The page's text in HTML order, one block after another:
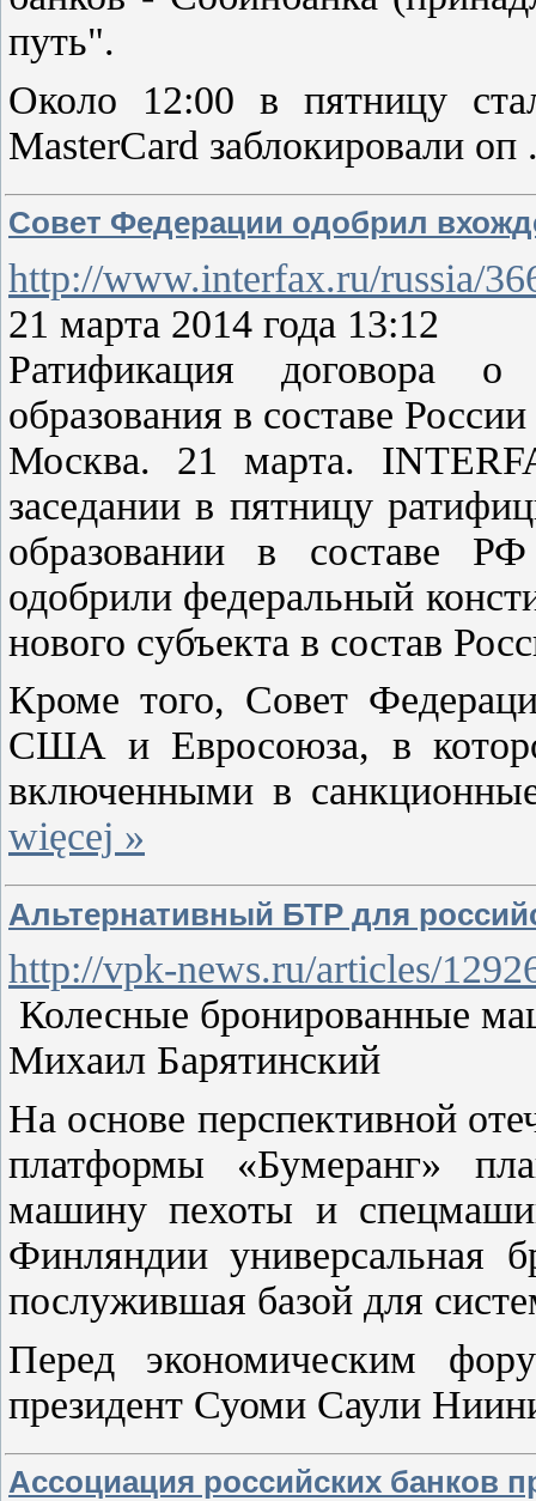
путь".
Около 12:00 в пятницу
MasterCard заблокировали оп
Совет Федерации одобрил
http://www.interfax.ru/russia/
21 марта 2014 года 13:12
Ратификация договора
образования в составе
Москва. 21 марта.
заседании в пятницу
образовании в составе
одобрили федеральный
нового субъекта в состав
Кроме того, Совет
США и Евросоюза, в
включенными в
więcej »
Альтернативный БТР для
http://vpk-news.ru/articles/
Колесные бронированные
Михаил Барятинский
На основе перспективной
платформы «Бумеранг»
машину пехоты и
Финляндии универсальная
послужившая базой для
Перед экономическим
президент Суоми Саули
Ассоциация российских банков